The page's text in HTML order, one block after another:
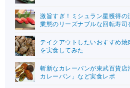
激旨すぎ！ミシュラン星獲得
業態のリーズナブルな回転寿司
テイクアウトしたいおすすめ
を実食してみた
斬新なカレーパンが東武百貨
カレーパン」など実食レポ